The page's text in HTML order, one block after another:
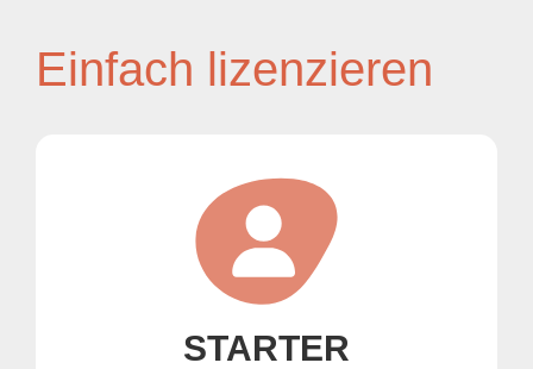
Einfach lizenzieren
STARTER